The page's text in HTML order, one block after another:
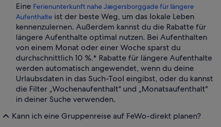
Eine Ferienunterkunft nahe Jægersborggade für längere
Aufenthalte ist der beste Weg, um das lokale Leben
kennenzulernen. Außerdem kannst du die Rabatte für
längere Aufenthalte optimal nutzen. Bei Aufenthalten
von einem Monat oder einer Woche sparst du
durchschnittlich 10 %.* Rabatte für längere Aufenthalte
werden automatisch angewendet, wenn du deine
Urlaubsdaten in das Such-Tool eingibst, oder du kannst
die Filter „Wochenaufenthalt" und „Monatsaufenthalt"
in deiner Suche verwenden.
Kann ich eine Gruppenreise auf FeWo-direkt planen?